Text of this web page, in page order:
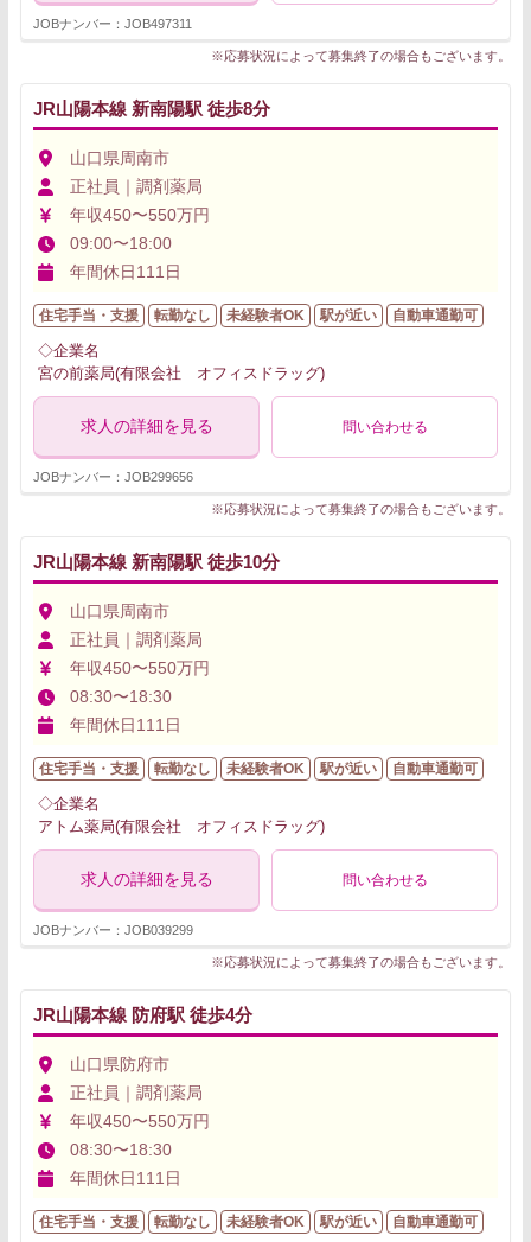
JOBナンバー：JOB497311
※応募状況によって募集終了の場合もございます。
JR山陽本線 新南陽駅 徒歩8分
山口県周南市
正社員｜調剤薬局
年収450〜550万円
09:00〜18:00
年間休日111日
住宅手当・支援 転勤なし 未経験者OK 駅が近い 自動車通勤可
◇企業名
宮の前薬局(有限会社 オフィスドラッグ)
求人の詳細を見る 問い合わせる
JOBナンバー：JOB299656
※応募状況によって募集終了の場合もございます。
JR山陽本線 新南陽駅 徒歩10分
山口県周南市
正社員｜調剤薬局
年収450〜550万円
08:30〜18:30
年間休日111日
住宅手当・支援 転勤なし 未経験者OK 駅が近い 自動車通勤可
◇企業名
アトム薬局(有限会社 オフィスドラッグ)
求人の詳細を見る 問い合わせる
JOBナンバー：JOB039299
※応募状況によって募集終了の場合もございます。
JR山陽本線 防府駅 徒歩4分
山口県防府市
正社員｜調剤薬局
年収450〜550万円
08:30〜18:30
年間休日111日
住宅手当・支援 転勤なし 未経験者OK 駅が近い 自動車通勤可